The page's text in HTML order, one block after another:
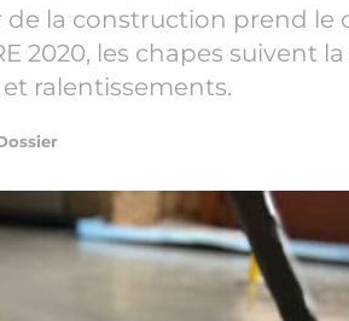
de la construction prend le
2020, les chapes suivent
ralentissements.